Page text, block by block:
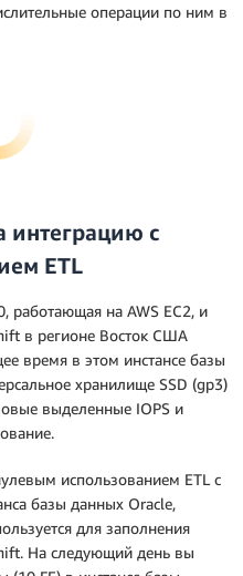
операции по ним в
интеграцию с
ETL
работающая на AWS EC2, и
в регионе Восток США
время в этом инстансе базы
хранилище SSD (gp3)
выделенные IOPS и
использованием ETL с
базы данных Oracle,
для заполнения
На следующий день вы